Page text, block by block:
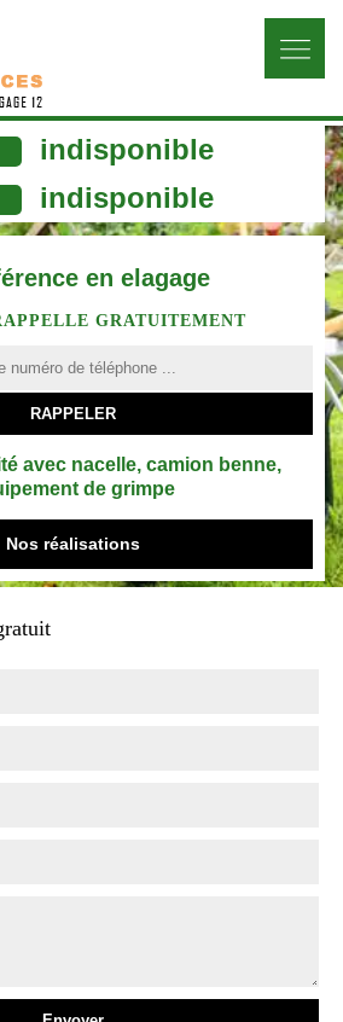
indisponible
indisponible
en elagage
GRATUITEMENT
avec nacelle, camion benne,
de grimpe
Nos réalisations